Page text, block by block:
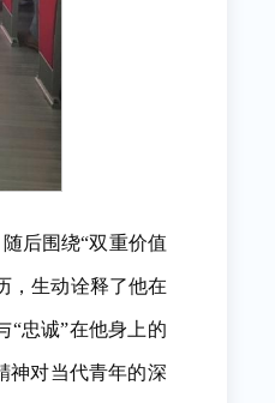
后围绕“双重价值
，生动诠释了他在
“忠诚”在他身上的
神对当代青年的深